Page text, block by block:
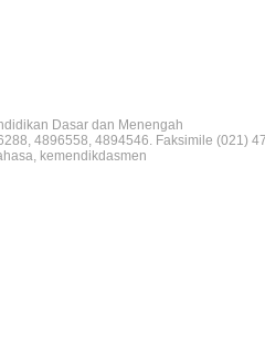
Dasar dan Menengah
4896558, 4894546. Faksimile (021)
kemendikdasmen